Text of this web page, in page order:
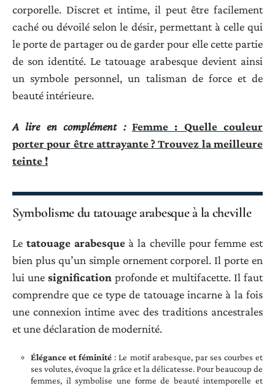
corporelle. Discret et intime, il peut être facilement
caché ou dévoilé selon le désir, permettant à celle qui
le porte de partager ou de garder pour elle cette partie
de son identité. Le tatouage arabesque devient ainsi
un symbole personnel, un talisman de force et de
beauté intérieure.
A lire en complément : Femme : Quelle couleur
porter pour être attrayante ? Trouvez la meilleure
teinte !
Symbolisme du tatouage arabesque à la cheville
Le tatouage arabesqueà la cheville pour femme est
bien plus qu’un simple ornement corporel. Il porte en
lui une signification profonde et multifacette. Il faut
comprendre que ce type de tatouage incarne à la fois
une connexion intime avec des traditions ancestrales
et une déclaration de modernité.
Élégance et féminité : Le motif arabesque, par ses courbes et
ses volutes, évoque la grâce et la délicatesse. Pour beaucoup de
femmes, il symbolise une forme de beauté intemporelle et